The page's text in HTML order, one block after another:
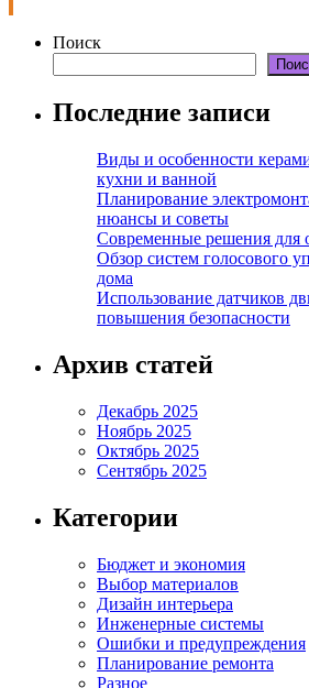
Поиск
Последние записи
Виды и особенности
кухни и ванной
Планирование
нюансы и советы
Современные решения для
Обзор систем голосового
дома
Использование датчиков
повышения безопасности
Архив статей
Декабрь 2025
Ноябрь 2025
Октябрь 2025
Сентябрь 2025
Категории
Бюджет и экономия
Выбор материалов
Дизайн интерьера
Инженерные системы
Ошибки и предупреждения
Планирование ремонта
Разное